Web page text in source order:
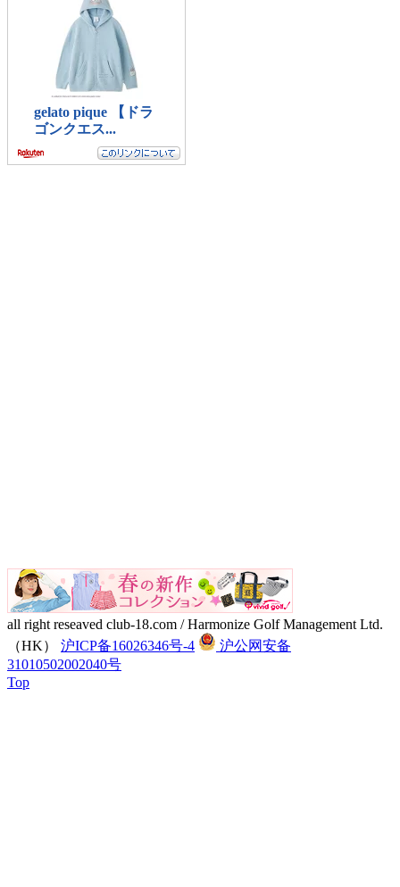
all right reseaved club-18.com / Harmonize Golf Management Ltd.
（HK） 沪ICP备16026346号-4
沪公网安备
31010502002040号
Top